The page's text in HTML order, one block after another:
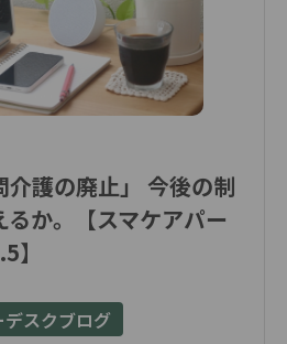
介護の廃止」 今後の制
か。【スマケアパー
】
スクブログ